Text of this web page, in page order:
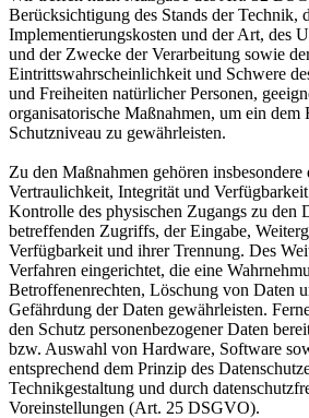
Berücksichtigung des Stands der Technik,
Implementierungskosten und der Art, des
und der Zwecke der Verarbeitung sowie
Eintrittswahrscheinlichkeit und Schwere
und Freiheiten natürlicher Personen,
organisatorische Maßnahmen, um ein dem
Schutzniveau zu gewährleisten.
Zu den Maßnahmen gehören
Vertraulichkeit, Integrität und
Kontrolle des physischen Zugangs zu den
betreffenden Zugriffs, der Eingabe,
Verfügbarkeit und ihrer Trennung. Des
Verfahren eingerichtet, die eine
Betroffenenrechten, Löschung von Daten
Gefährdung der Daten gewährleisten.
den Schutz personenbezogener Daten
bzw. Auswahl von Hardware, Software
entsprechend dem Prinzip des
Technikgestaltung und durch
Voreinstellungen (Art. 25 DSGVO).